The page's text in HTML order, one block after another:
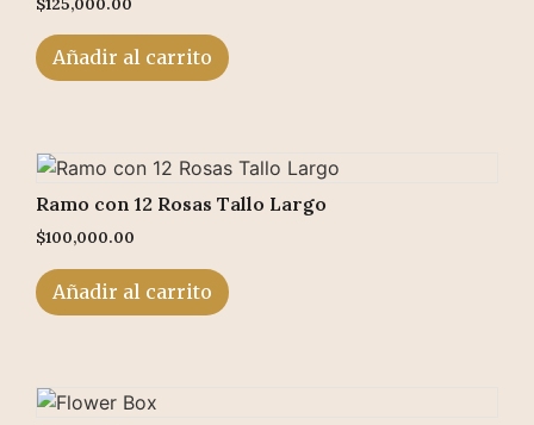
Añadir al carrito
Ramo con 12 Rosas Tallo Largo
$100,000.00
Añadir al carrito